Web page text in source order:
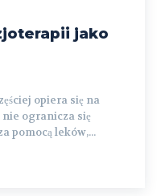
jako
opiera się na
ogranicza się
pomocą leków,...